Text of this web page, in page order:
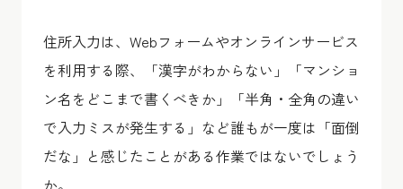
住所入力は、Webフォームやオンラインサービス
を利用する際、「漢字がわからない」「マンショ
ン名をどこまで書くべきか」「半角・全角の違い
で入力ミスが発生する」など誰もが一度は「面倒
だな」と感じたことがある作業ではないでしょう
か。